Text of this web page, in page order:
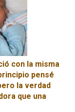
con la misma
pensé
la verdad
que una